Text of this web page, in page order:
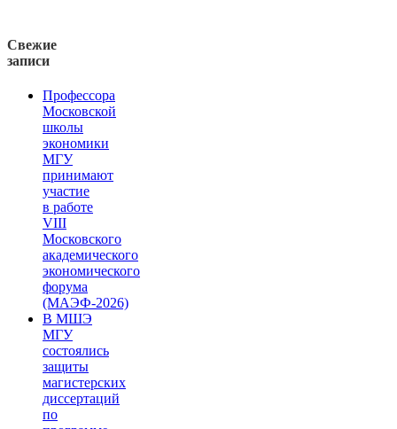
Свежие
записи
Профессора
Московской
школы
экономики
МГУ
принимают
участие
в работе
VIII
Московского
академического
экономического
форума
(МАЭФ-2026)
В МШЭ
МГУ
состоялись
защиты
магистерских
диссертаций
по